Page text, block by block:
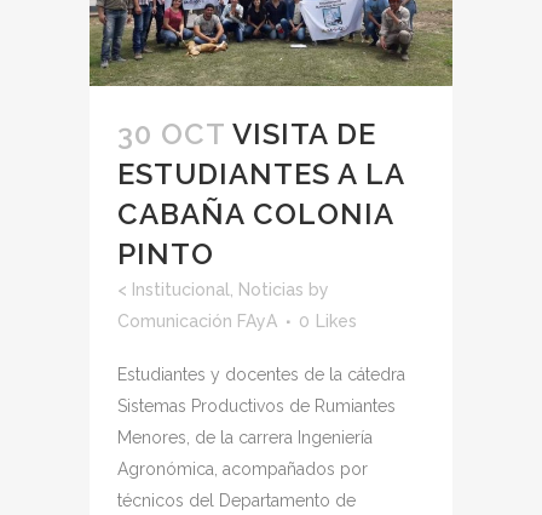
30 OCT VISITA DE
ESTUDIANTES A LA
CABAÑA COLONIA
PINTO
< Institucional Noticias by
Comunicación FAyA
0 Likes
Estudiantes y docentes de la cátedra
Sistemas Productivos de Rumiantes
Menores, de la carrera Ingeniería
Agronómica, acompañados por
técnicos del Departamento de